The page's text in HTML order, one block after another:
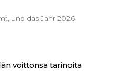
und das Jahr 2026
voittonsa tarinoita